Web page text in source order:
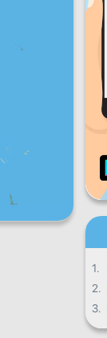
1.
2.
3.